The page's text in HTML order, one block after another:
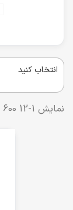
انتخاب کنید
نمایش 1-12 of 600 آیتم